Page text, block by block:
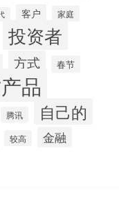
客户 家庭
投资者
方式 春节
品
腾讯 自己的
较高 金融